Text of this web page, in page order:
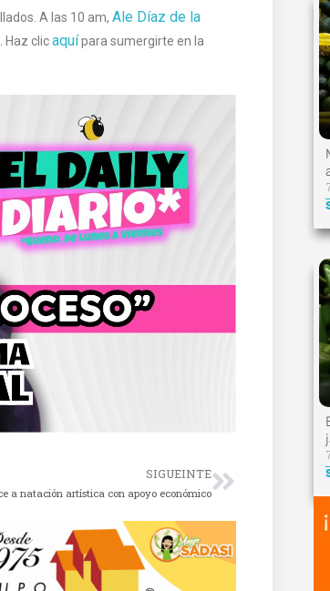
A las 10 am, Ale Díaz de la
Haz clicaquípara sumergirte en la
SIGUEINTE
a natación artística con apoyo económico